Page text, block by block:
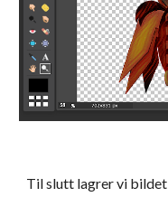
Til slutt lagrer vi